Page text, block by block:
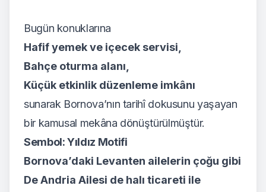
Bugün konuklarına
Hafif yemek ve içecek servisi,
Bahçe oturma alanı,
Küçük etkinlik düzenleme imkânı
sunarak Bornova’nın tarihî dokusunu yaşayan
bir kamusal mekâna dönüştürülmüştür.
Sembol: Yıldız Motifi
Bornova’daki Levanten ailelerin çoğu gibi
De Andria Ailesi de halı ticareti ile